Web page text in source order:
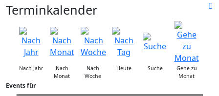
Terminkalender
Nach Jahr
Nach
Monat
Nach
Woche
Heute Suche
Gehe zu
Monat
Events für